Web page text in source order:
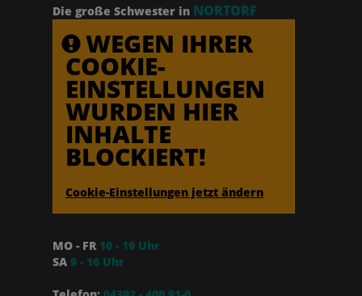
Die große Schwester in NORTORF
WEGEN IHRER
COOKIE-
EINSTELLUNGEN
WURDEN HIER
INHALTE
BLOCKIERT!
Cookie-Einstellungen jetzt ändern
MO - FR 10 - 19 Uhr
SA 9 - 16 Uhr